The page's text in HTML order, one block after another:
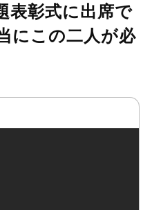
表彰式に出席で
にこの二人が必